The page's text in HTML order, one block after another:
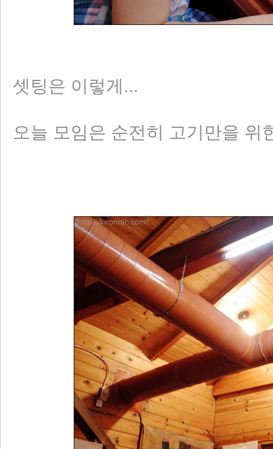
셋팅은 이렇게...
오늘 모임은 순전히 고기만을 위